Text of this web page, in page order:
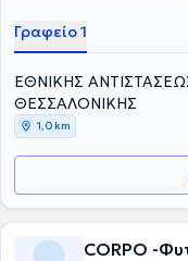
Γραφείο 1
ΕΘΝΙΚΗΣ
ΘΕΣΣΑΛΟΝΙΚΗΣ
1,0 km
CORPO -